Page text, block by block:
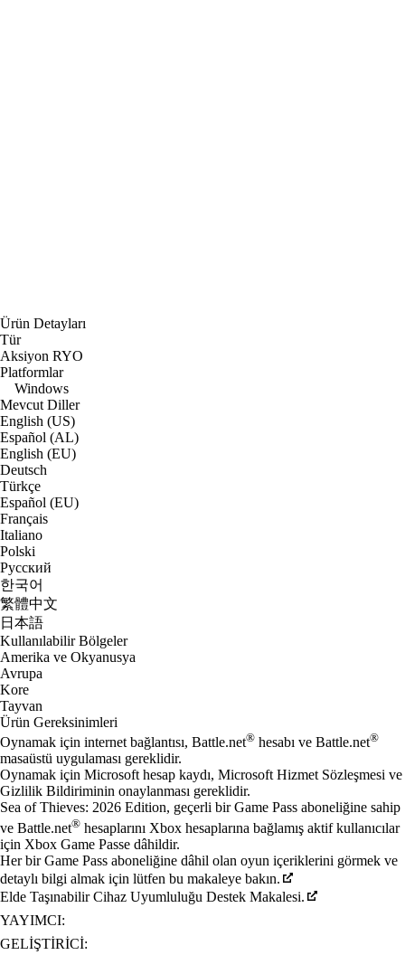
Ürün Detayları
Tür
Aksiyon RYO
Platformlar
Windows
Mevcut Diller
English (US)
Español (AL)
English (EU)
Deutsch
Türkçe
Español (EU)
Français
Italiano
Polski
Русский
한국어
繁體中文
日本語
Kullanılabilir Bölgeler
Amerika ve Okyanusya
Avrupa
Kore
Tayvan
Ürün Gereksinimleri
Oynamak için internet bağlantısı, Battle.net® hesabı ve Battle.net®
masaüstü uygulaması gereklidir.
Oynamak için Microsoft hesap kaydı, Microsoft Hizmet Sözleşmesi ve
Gizlilik Bildiriminin onaylanması gereklidir.
Sea of Thieves: 2026 Edition, geçerli bir Game Pass aboneliğine sahip
ve Battle.net® hesaplarını Xbox hesaplarına bağlamış aktif kullanıcılar
için Xbox Game Passe dâhildir.
Her bir Game Pass aboneliğine dâhil olan oyun içeriklerini görmek ve
detaylı bilgi almak için lütfen bu makaleye bakın.
Elde Taşınabilir Cihaz Uyumluluğu Destek Makalesi.
YAYIMCI:
GELIŞTIRICI: